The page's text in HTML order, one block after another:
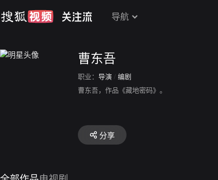
导航
曹东吾
职业： 导演 / 编剧
曹东吾，作品《藏地密码》。
分享